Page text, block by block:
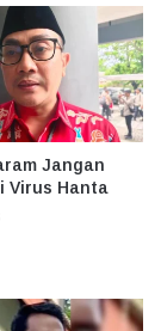
Jangan
Virus Hanta